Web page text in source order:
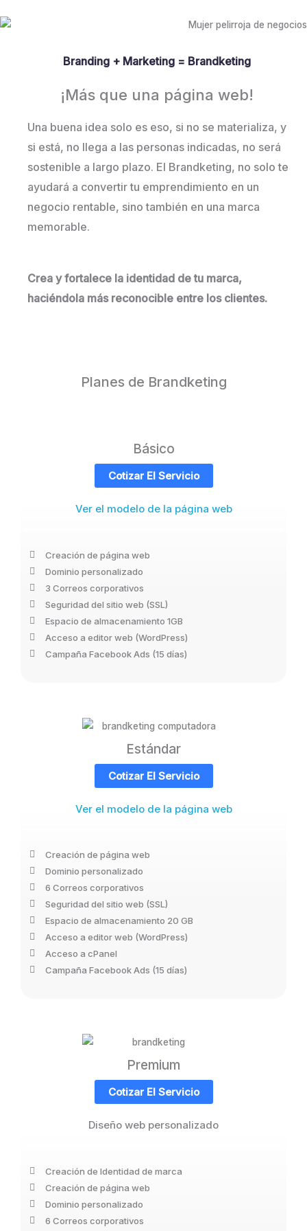
Branding + Marketing = Brandketing
¡Más que una página web!
Una buena idea solo es eso, si no se materializa, y
si está, no llega a las personas indicadas, no será
sostenible a largo plazo. El Brandketing, no solo te
ayudará a convertir tu emprendimiento en un
negocio rentable, sino también en una marca
memorable.
Crea y fortalece la identidad de tu marca,
haciéndola más reconocible entre los clientes.
Planes de Brandketing
Básico
Cotizar El Servicio
Ver el modelo de la página web
Creación de página web
Dominio personalizado
3 Correos corporativos
Seguridad del sitio web (SSL)
Espacio de almacenamiento 1GB
Acceso a editor web (WordPress)
Campaña Facebook Ads (15 días)
Estándar
Cotizar El Servicio
Ver el modelo de la página web
Creación de página web
Dominio personalizado
6 Correos corporativos
Seguridad del sitio web (SSL)
Espacio de almacenamiento 20 GB
Acceso a editor web (WordPress)
Acceso a cPanel
Campaña Facebook Ads (15 días)
Premium
Cotizar El Servicio
Diseño web personalizado
Creación de Identidad de marca
Creación de página web
Dominio personalizado
6 Correos corporativos